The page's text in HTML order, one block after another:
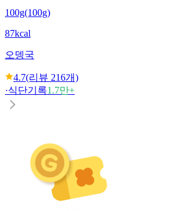
100g(100g)
87kcal
오뎅국
4.7(리뷰 216개)
·식단기록1.7만+